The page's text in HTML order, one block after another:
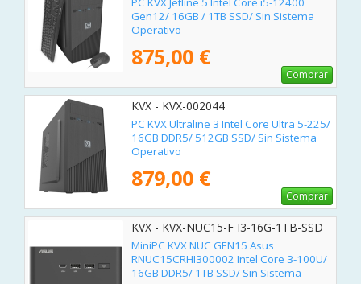
Gen12/ 16GB / 1TB SSD/ Sin Sistema
Operativo
875,00 €
Comprar
KVX - KVX-002044
PC KVX Ultraline 3 Intel Core Ultra 5-225/
16GB DDR5/ 512GB SSD/ Sin Sistema
Operativo
879,00 €
Comprar
KVX - KVX-NUC15-F I3-16G-1TB-SSD
MiniPC KVX NUC GEN15 Asus
RNUC15CRHI300002 Intel Core 3-100U/
16GB DDR5/ 1TB SSD/ Sin Sistema